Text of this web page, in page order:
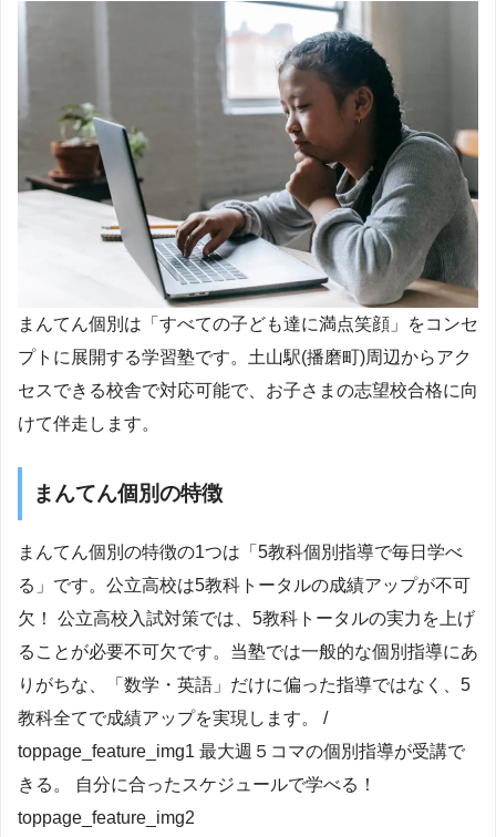
まんてん個別は「すべての子ども達に満点笑顔」をコンセ
プトに展開する学習塾です。土山駅(播磨町)周辺からアク
セスできる校舎で対応可能で、お子さまの志望校合格に向
けて伴走します。
まんてん個別の特徴
まんてん個別の特徴の1つは「5教科個別指導で毎日学べ
る」です。公立高校は5教科トータルの成績アップが不可
欠！ 公立高校入試対策では、5教科トータルの実力を上げ
ることが必要不可欠です。当塾では一般的な個別指導にあ
りがちな、「数学・英語」だけに偏った指導ではなく、5
教科全てで成績アップを実現します。 /
toppage_feature_img1 最大週５コマの個別指導が受講で
きる。 自分に合ったスケジュールで学べる！
toppage_feature_img2